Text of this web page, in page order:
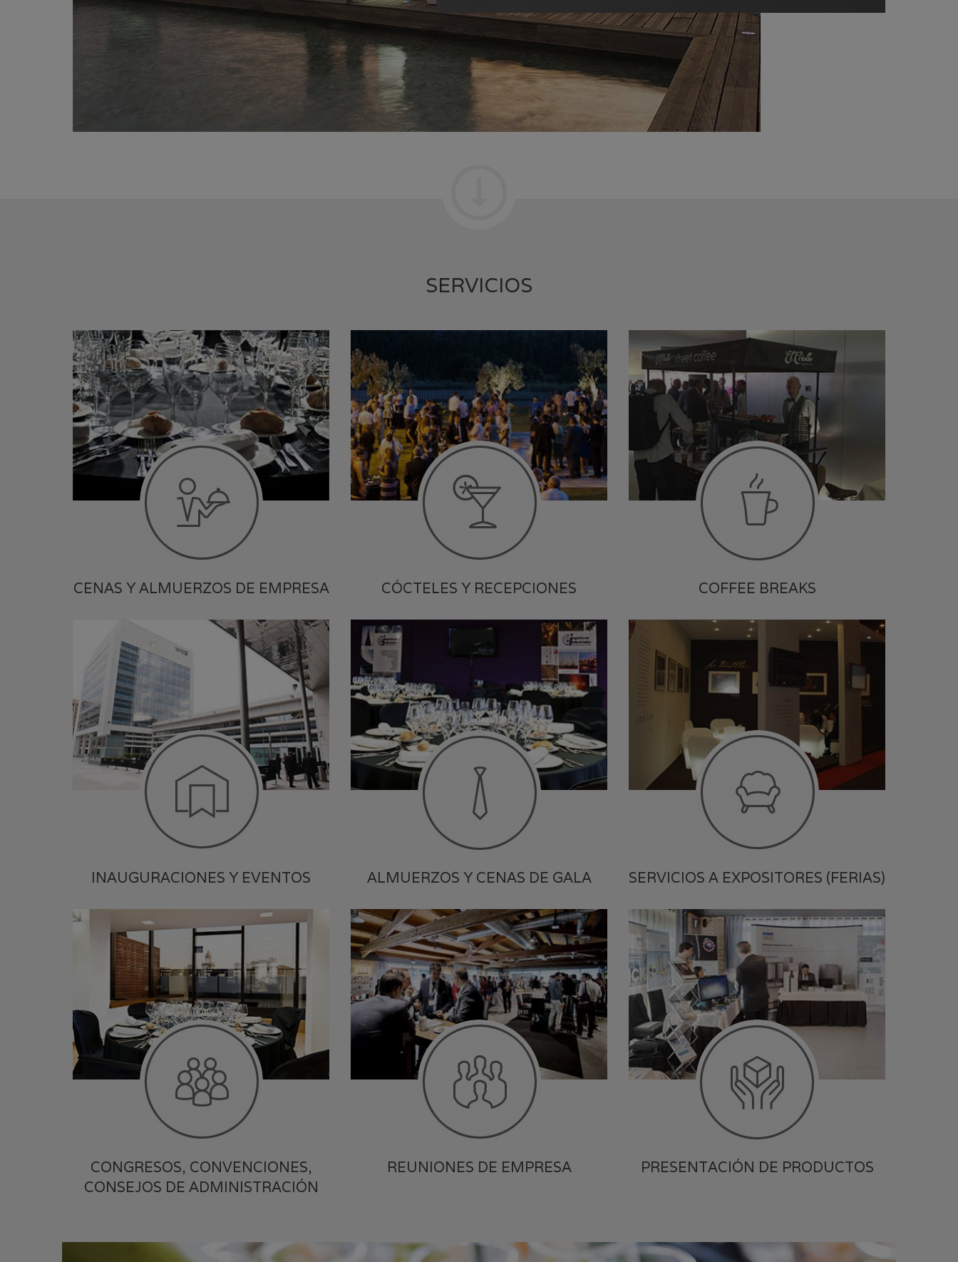
SERVICIOS
CENAS Y ALMUERZOS DE EMPRESA CÓCTELES Y RECEPCIONES COFFEE BREAKS
INAUGURACIONES Y EVENTOS ALMUERZOS Y CENAS DE GALA SERVICIOS A EXPOSITORES (FERIAS)
CONGRESOS, CONVENCIONES,
CONSEJOS DE ADMINISTRACIÓN
REUNIONES DE EMPRESA PRESENTACIÓN DE PRODUCTOS